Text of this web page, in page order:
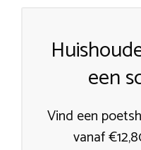
een
Vind een
vanaf